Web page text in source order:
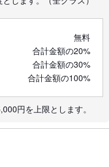
無料
合計金額の20%
合計金額の30%
合計金額の100%
円を上限とします。